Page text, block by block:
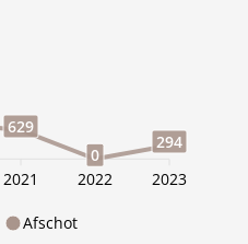
Afschot
629
0
294
2021 2022 2023